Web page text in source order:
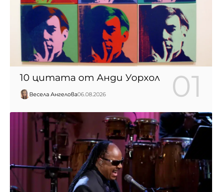
10 цитата от Анди Уорхол
Весела Ангелова06.08.2026